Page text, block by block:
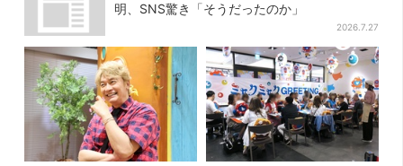
明、SNS驚き「そうだったのか」
2026.7.27